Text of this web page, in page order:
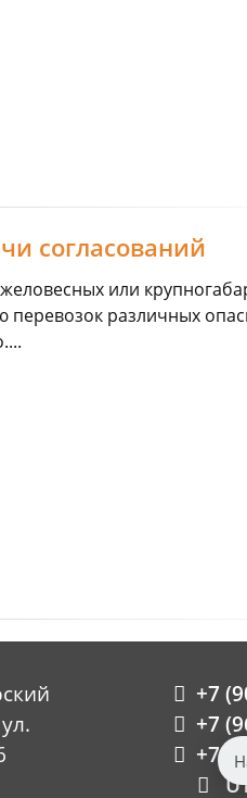
согласований
или
перевозок различных
+7
+7
+7